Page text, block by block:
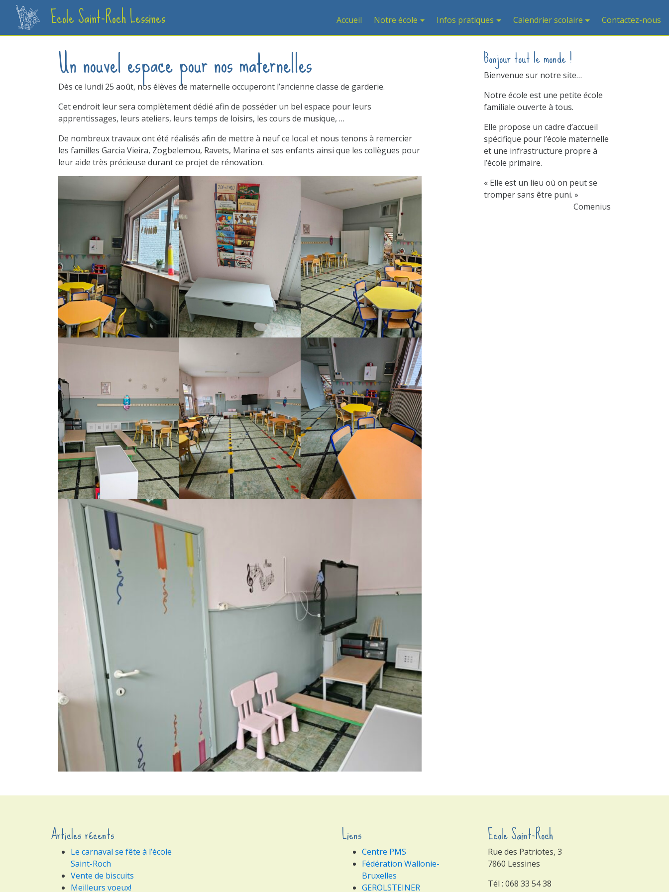
Ecole Saint-Roch Lessines Accueil Notre école Infos pratiques Calendrier scolaire Contactez-nous
Un nouvel espace pour nos maternelles
Dès ce lundi 25 août, nos élèves de maternelle occuperont l’ancienne classe de garderie.
Cet endroit leur sera complètement dédié afin de posséder un bel espace pour leurs
apprentissages, leurs ateliers, leurs temps de loisirs, les cours de musique, …
De nombreux travaux ont été réalisés afin de mettre à neuf ce local et nous tenons à remercier
les familles Garcia Vieira, Zogbelemou, Ravets, Marina et ses enfants ainsi que les collègues pour
leur aide très précieuse durant ce projet de rénovation.
Bonjour tout le monde !
Bienvenue sur notre site…
Notre école est une petite école
familiale ouverte à tous.
Elle propose un cadre d’accueil
spécifique pour l’école maternelle
et une infrastructure propre à
l’école primaire.
« Elle est un lieu où on peut se
tromper sans être puni. »
Comenius
Articles récents
Le carnaval se fête à l’école
Saint-Roch
Vente de biscuits
Meilleurs voeux!
Liens
Centre PMS
Fédération Wallonie-
Bruxelles
GEROLSTEINER
Ecole Saint-Roch
Rue des Patriotes, 3
7860 Lessines
Tél : 068 33 54 38